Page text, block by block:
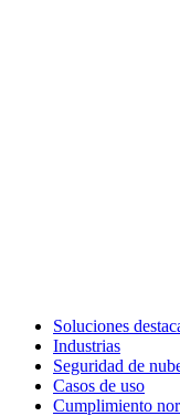
Soluciones
Industrias
Seguridad de
Casos de uso
Cumplimiento